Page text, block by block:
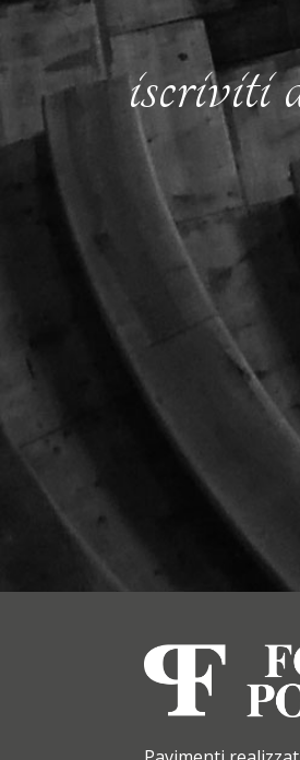
iscriviti